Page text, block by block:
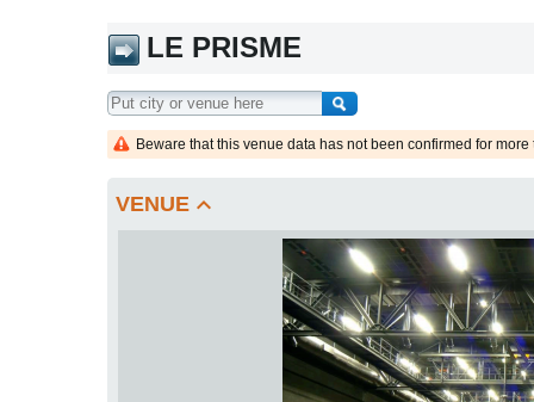
LE PRISME
Beware that this venue data has not been confirmed for more
VENUE keyboard_arrow_up